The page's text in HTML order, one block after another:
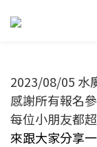
2023/08/05 水
感謝所有報名
每位小朋友都
來跟大家分享